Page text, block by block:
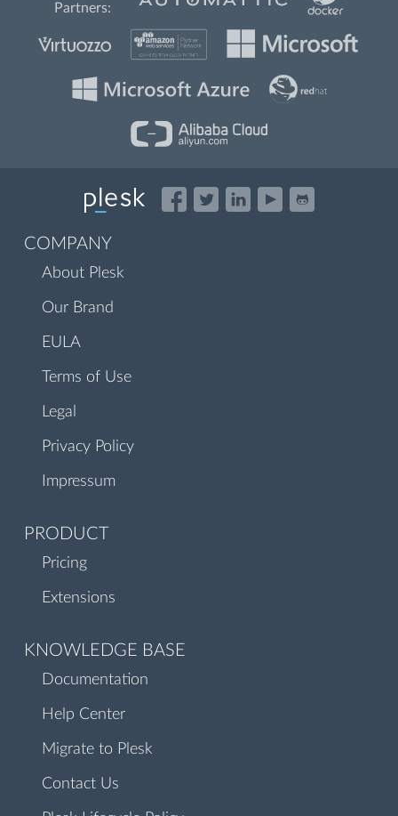
Partners:
COMPANY
About Plesk
Our Brand
EULA
Terms of Use
Legal
Privacy Policy
Impressum
PRODUCT
Pricing
Extensions
KNOWLEDGE BASE
Documentation
Help Center
Migrate to Plesk
Contact Us